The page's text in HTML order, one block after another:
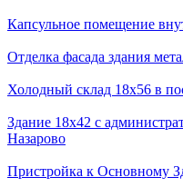
Капсульное помещение
Отделка фасада здания
Холодный склад 18х56 в
Здание 18х42 с
Назарово
Пристройка к Основному